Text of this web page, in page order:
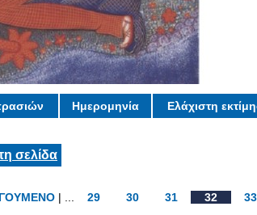
Ημερομηνία Ελάχιστη
σελίδα
| ... 29 30 31 32 33